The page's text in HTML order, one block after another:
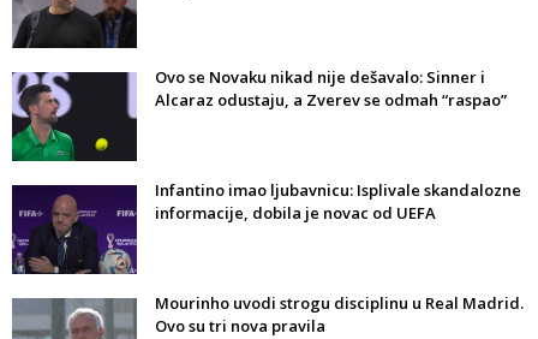
Ovo se Novaku nikad nije dešavalo: Sinner i
Alcaraz odustaju, a Zverev se odmah “raspao”
Infantino imao ljubavnicu: Isplivale skandalozne
informacije, dobila je novac od UEFA
Mourinho uvodi strogu disciplinu u Real Madrid.
Ovo su tri nova pravila